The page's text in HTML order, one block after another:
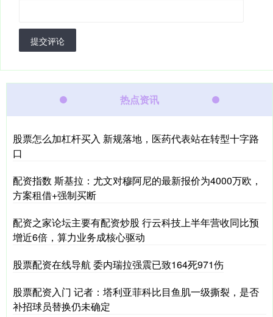
提交评论
热点资讯
股票怎么加杠杆买入 新规落地，医药代表站在转型十字路
口
配资指数 斯基拉：尤文对穆阿尼的最新报价为4000万欧，
方案租借+强制买断
配资之家论坛主要有配资炒股 行云科技上半年营收同比预
增近6倍，算力业务成核心驱动
股票配资在线导航 委内瑞拉强震已致164死971伤
股票配资入门 记者：塔利亚菲科比目鱼肌一级撕裂，是否
补招球员替换仍未确定